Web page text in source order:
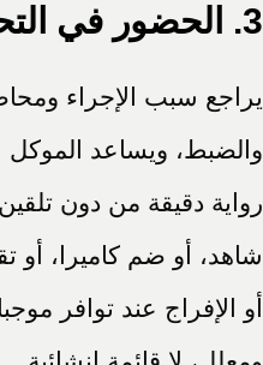
3. الحضور في التحقيق
يراجع سبب الإجراء
والضبط، ويساعد
رواية دقيقة من دون
شاهد، أو ضم كاميرا، أو
أو الإفراج عند توافر